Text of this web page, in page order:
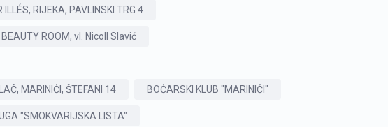
RIJEKA, PAVLINSKI TRG 4
BEAUTY ROOM, vl. Nicoll Slavić
MARINIĆI, ŠTEFANI 14 BOĆARSKI KLUB "MARINIĆI"
"SMOKVARIJSKA LISTA"